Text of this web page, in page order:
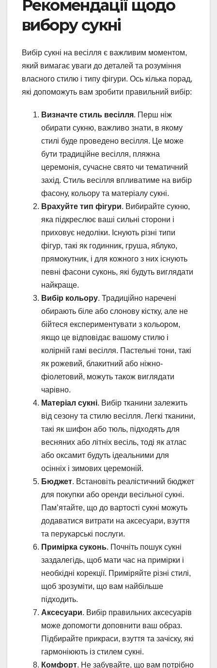
Рекомендації щодо
вибору сукні
Вибір сукні на весілля є важливим моментом,
який вимагає уваги до деталей та розуміння
власного стилю і типу фігури. Ось кілька порад,
які допоможуть вам зробити правильний вибір:
Визначте стиль весілля. Перш ніж
обирати сукню, важливо знати, в якому
стилі буде проведено весілля. Це може
бути традиційне весілля, пляжна
церемонія, сучасне свято чи тематичний
захід. Стиль весілля впливатиме на вибір
фасону, кольору та матеріалу сукні.
Врахуйте тип фігури. Вибирайте сукню,
яка підкреслює ваші сильні сторони і
приховує недоліки. Існують різні типи
фігур, такі як годинник, груша, яблуко,
прямокутник, і для кожного з них існують
певні фасони суконь, які будуть виглядати
найкраще.
Вибір кольору. Традиційно наречені
обирають біле або слонову кістку, але не
бійтеся експериментувати з кольором,
якщо це відповідає вашому стилю і
колірній гамі весілля. Пастельні тони, такі
як рожевий, блакитний або ніжно-
фіолетовий, можуть також виглядати
чарівно.
Матеріал сукні. Вибір тканини залежить
від сезону та стилю весілля. Легкі тканини,
такі як шифон або тюль, підходять для
весняних або літніх весіль, тоді як атлас
або оксамит будуть ідеальними для
осінніх і зимових церемоній.
Бюджет. Встановіть реалістичний бюджет
для покупки або оренди весільної сукні.
Пам’ятайте, що до вартості сукні можуть
додаватися витрати на аксесуари, взуття
та перукарські послуги.
Примірка суконь. Почніть пошук сукні
заздалегідь, щоб мати час на примірки і
необхідні корекції. Приміряйте різні стилі,
щоб зрозуміти, що вам найбільше
підходить.
Аксесуари. Вибір правильних аксесуарів
може допомогти доповнити ваш образ.
Підбирайте прикраси, взуття та зачіску, які
гармоніюють із стилем сукні.
Комфорт. Не забувайте, що вам потрібно